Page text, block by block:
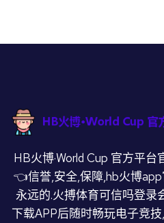
HB火博·World Cup 官方平
👈信誉,安全,保障,hb火博
永远的.火搏体育可信吗登录
下载APP后随时畅玩电子竞